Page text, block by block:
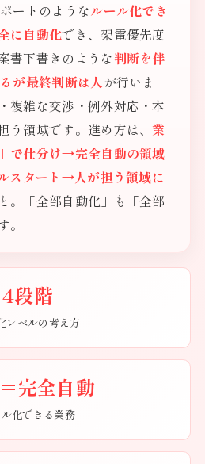
ートのようなルール化でき
に自動化でき、架電優先度
書下書きのような判断を伴
が最終判断は人が行いま
複雑な交渉・例外対応・本
う領域です。進め方は、 業
で仕分け→完全自動の領域
スタート→人が担う領域に
。「全部自動化」も「全部
4段階
レベルの考え方
完全自動
化できる業務